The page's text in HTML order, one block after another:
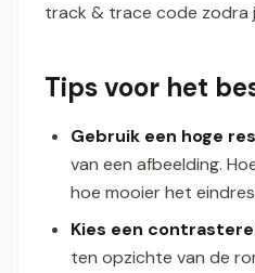
track & trace code zodra
Tips voor het
Gebruik een hoge
van een afbeelding.
hoe mooier het
Kies een
ten opzichte van de